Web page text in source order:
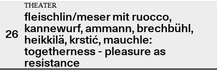
26
THEATER
fleischlin/meser mit ruocco,
kannewurf, ammann, brechbühl,
heikkilä, krstić, mauchle:
togetherness - pleasure as
resistance